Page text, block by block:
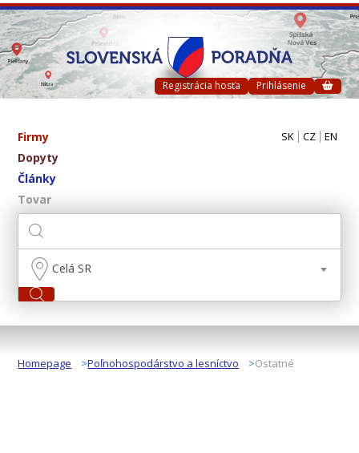
Registrácia hosťa Prihlásenie
Firmy
Dopyty
Články
Tovar
SK CZ EN
Celá SR
Homepage Poľnohospodárstvo a lesníctvo Ostatné